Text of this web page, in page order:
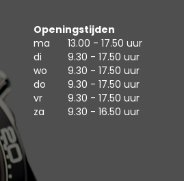
Openingstijden
ma
13.00 - 17.50 uur
di
9.30 - 17.50 uur
wo
9.30 - 17.50 uur
do
9.30 - 17.50 uur
vr
9.30 - 17.50 uur
za
9.30 - 16.50 uur